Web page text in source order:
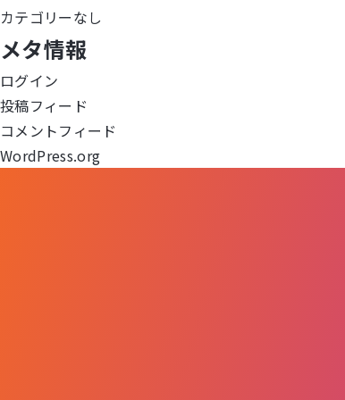
ゲ
ー
シ
ョ
ン
カテゴリーなし
メタ情報
ログイン
投稿フィード
コメントフィード
WordPress.org